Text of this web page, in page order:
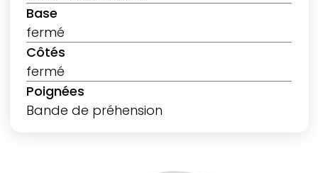
Base
fermé
Côtés
fermé
Poignées
Bande de préhension